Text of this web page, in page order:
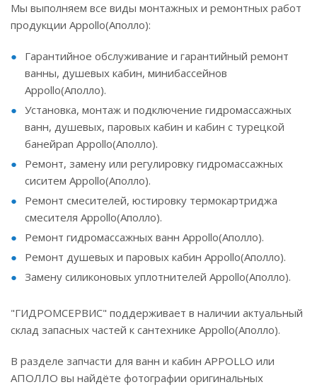
Мы выполняем все виды монтажных и ремонтных работ
продукции Appollo(Аполло):
Гарантийное обслуживание и гарантийный ремонт
ванны, душевых кабин, минибассейнов
Appollo(Аполло).
Установка, монтаж и подключение гидромассажных
ванн, душевых, паровых кабин и кабин с турецкой
банейpan Appollo(Аполло).
Ремонт, замену или регулировку гидромассажных
сиситем Appollo(Аполло).
Ремонт смесителей, юстировку термокартриджа
смесителя Appollo(Аполло).
Ремонт гидромассажных ванн Appollo(Аполло).
Ремонт душевых и паровых кабин Appollo(Аполло).
Замену силиконовых уплотнителей Appollo(Аполло).
"ГИДРОМСЕРВИС" поддерживает в наличии актуальный
склад запасных частей к сантехнике Appollo(Аполло).
В разделе запчасти для ванн и кабин APPOLLO или
АПОЛЛО вы найдёте фотографии оригинальных